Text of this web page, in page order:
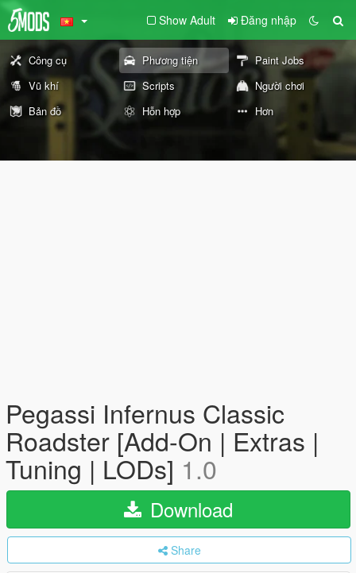
Show Adult Đăng nhập
Công cụ Phương tiện
Paint Jobs
Vũ khí
Scripts
Người chơi
Bản đồ
Hỗn hợp Hơn
Pegassi Infernus Classic
Roadster [Add-On | Extras |
Tuning | LODs] 1.0
Download
Share